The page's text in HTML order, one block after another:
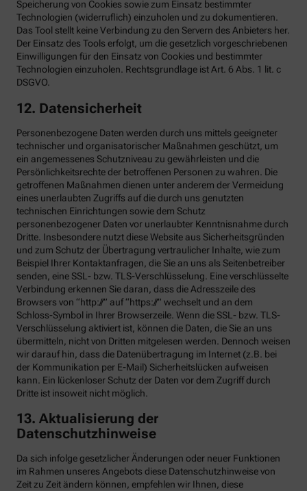
Speicherung von Cookies sowie zum Einsatz bestimmter
Technologien (widerruflich) einzuholen und zu dokumentieren.
Das Tool stellt keine Verbindung zu den Servern des Anbieters her.
Der Einsatz des Tools erfolgt, um die gesetzlich vorgeschriebenen
Einwilligungen für den Einsatz von Cookies und bestimmter
Technologien einzuholen. Rechtsgrundlage ist Art. 6 Abs. 1 lit. c
DSGVO.
12. Datensicherheit
Personenbezogene Daten werden durch uns mittels geeigneter
technischer und organisatorischer Maßnahmen geschützt, um
ein angemessenes Schutzniveau zu gewährleisten und die
Persönlichkeitsrechte der betroffenen Personen zu wahren. Die
getroffenen Maßnahmen dienen unter anderem der Vermeidung
eines unerlaubten Zugriffs auf die durch uns genutzten
technischen Einrichtungen sowie dem Schutz
personenbezogener Daten vor unerlaubter Kenntnisnahme durch
Dritte. Insbesondere nutzt diese Website aus Sicherheitsgründen
und zum Schutz der Übertragung vertraulicher Inhalte, wie zum
Beispiel Ihrer Kontaktanfragen, die Sie an uns als Seitenbetreiber
senden, eine SSL- bzw. TLS-Verschlüsselung. Eine verschlüsselte
Verbindung erkennen Sie daran, dass die Adresszeile des
Browsers von “http://” auf “https://” wechselt und an dem
Schloss-Symbol in Ihrer Browserzeile. Wenn die SSL- bzw. TLS-
Verschlüsselung aktiviert ist, können die Daten, die Sie an uns
übermitteln, nicht von Dritten mitgelesen werden. Dennoch weisen
wir darauf hin, dass die Datenübertragung im Internet (z.B. bei
der Kommunikation per E-Mail) Sicherheitslücken aufweisen
kann. Ein lückenloser Schutz der Daten vor dem Zugriff durch
Dritte ist insoweit nicht möglich.
13. Aktualisierung der
Datenschutzhinweise
Da sich infolge gesetzlicher Änderungen oder neuer Funktionen
im Rahmen unseres Angebots diese Datenschutzhinweise von
Zeit zu Zeit ändern können, empfehlen wir Ihnen, diese